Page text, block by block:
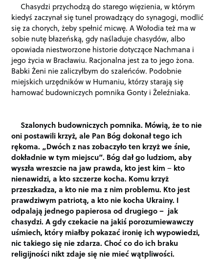
Chasydzi przychodzą do starego więzienia, w którym
kiedyś zaczynał się tunel prowadzący do synagogi, modlić
się za chorych, żeby spełnić micwę. A Wołodia też ma w
sobie nutę błazeńską, gdy naśladuje chasydów, albo
opowiada niestworzone historie dotyczące Nachmana i
jego życia w Bracławiu. Racjonalna jest za to jego żona.
Babki Żeni nie zaliczyłbym do szaleńców. Podobnie
miejskich urzędników w Humaniu, którzy starają się
hamować budowniczych pomnika Gonty i Żeleźniaka.
Szalonych budowniczych pomnika. Mówią, że to nie
oni postawili krzyż, ale Pan Bóg dokonał tego ich
rękoma. „Dwóch z nas zobaczyło ten krzyż we śnie,
dokładnie w tym miejscu”. Bóg dał go ludziom, aby
wyszła wreszcie na jaw prawda, kto jest kim– kto
nienawidzi, a kto szczerze kocha. Komu krzyż
przeszkadza, a kto nie ma z nim problemu. Kto jest
prawdziwym patriotą, a kto nie kocha Ukrainy. I
odpalają jednego papierosa od drugiego – jak
chasydzi. A gdy czekacie na jakiś porozumiewawczy
uśmiech, który miałby pokazać ironię ich wypowiedzi,
nic takiego się nie zdarza. Choć co do ich braku
religijności nikt zdaje się nie mieć wątpliwości.